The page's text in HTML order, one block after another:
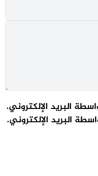
البريد الإلكتروني.
البريد الإلكتروني.